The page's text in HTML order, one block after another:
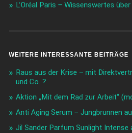
L’Oréal Paris – Wissenswertes
WEITERE INTERESSANTE BEITRÄGE
Raus aus der Krise – mit
und Co. ?
Aktion „Mit dem Rad zur Arbeit“
Anti Aging Serum – Jungbrunnen
Jil Sander Parfum Sunlight Intense